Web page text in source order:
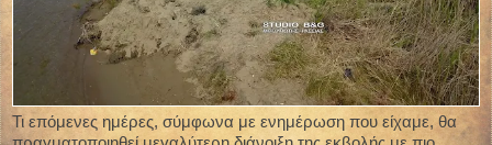
Τι επόμενες ημέρες, σύμφωνα με ενημέρωση που είχαμε, θα